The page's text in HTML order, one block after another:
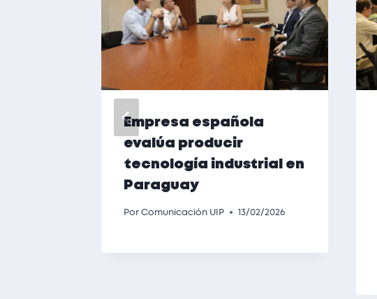
Empresa española
evalúa producir
tecnología industrial en
Paraguay
PorComunicación UIP 13/02/2026